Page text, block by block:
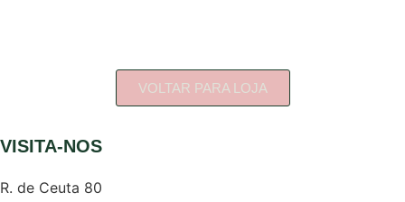
VOLTAR PARA LOJA
VISITA-NOS
R. de Ceuta 80